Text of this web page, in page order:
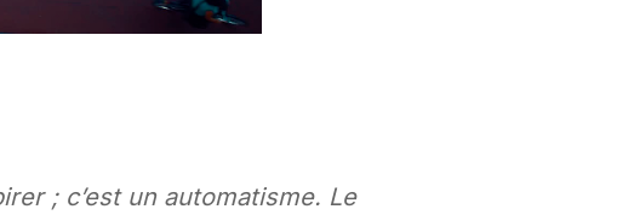
; c’est un automatisme. Le